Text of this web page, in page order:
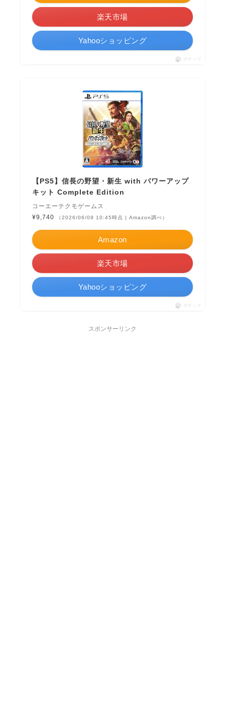
楽天市場
Yahooショッピング
ポチップ
【PS5】信長の野望・新生 with パワーアップ
キット Complete Edition
コーエーテクモゲームス
¥9,740
（2026/06/09 10:45時点 | Amazon調べ）
Amazon
楽天市場
Yahooショッピング
ポチップ
スポンサーリンク